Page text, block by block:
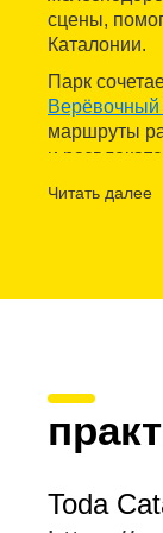
сцены,
Каталонии.
Парк
Верёвочный
маршруты
и
опыт в
так и на
Читать далее
Toda